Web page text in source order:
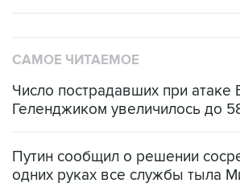
САМОЕ ЧИТАЕМОЕ
Число пострадавших при
Геленджиком увеличилось до
Путин сообщил о решении
одних руках все службы тыла